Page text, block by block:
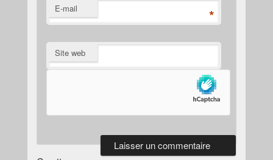
E-mail *
Site web